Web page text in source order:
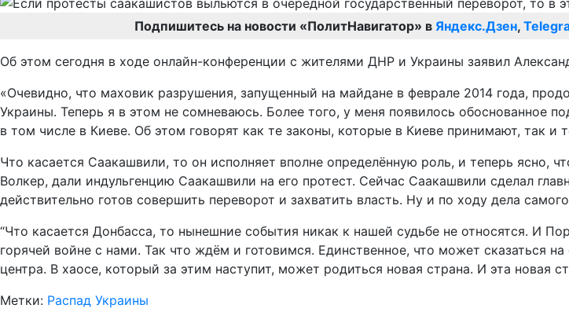
Подпишитесь на новости «ПолитНавигатор» в Яндекс.Дзен,
Об этом сегодня в ходе онлайн-конференции с жителями ДНР и Украины заявил
«Очевидно, что маховик разрушения, запущенный на майдане в феврале 2014 года,
Украины. Теперь я в этом не сомневаюсь. Более того, у меня появилось обоснованное
в том числе в Киеве. Об этом говорят как те законы, которые в Киеве принимают, так
Что касается Саакашвили, то он исполняет вполне определённую роль, и теперь ясно,
Волкер, дали индульгенцию Саакашвили на его протест. Сейчас Саакашвили сделал
действительно готов совершить переворот и захватить власть. Ну и по ходу дела
“Что касается Донбасса, то нынешние события никак к нашей судьбе не относятся. И
горячей войне с нами. Так что ждём и готовимся. Единственное, что может сказаться
центра. В хаосе, который за этим наступит, может родиться новая страна. И эта новая
Метки: Распад Украины